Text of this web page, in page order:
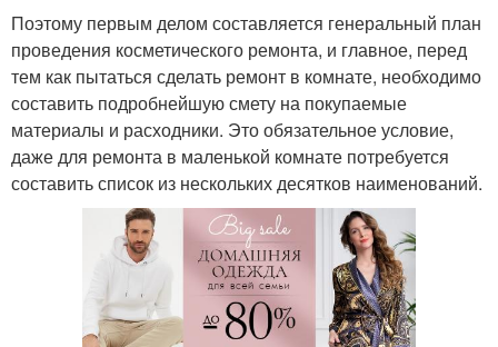
Поэтому первым делом составляется генеральный план
проведения косметического ремонта, и главное, перед
тем как пытаться сделать ремонт в комнате, необходимо
составить подробнейшую смету на покупаемые
материалы и расходники. Это обязательное условие,
даже для ремонта в маленькой комнате потребуется
составить список из нескольких десятков наименований.